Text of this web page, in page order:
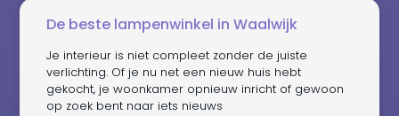
De beste lampenwinkel in Waalwijk
Je interieur is niet compleet zonder de juiste
verlichting. Of je nu net een nieuw huis hebt
gekocht, je woonkamer opnieuw inricht of gewoon
op zoek bent naar iets nieuws